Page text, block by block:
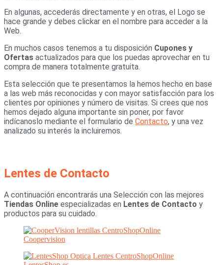
En algunas, accederás directamente y en otras, el Logo se
hace grande y debes clickar en el nombre para acceder a la
Web.
En muchos casos tenemos a tu disposición Cupones y
Ofertas actualizados para que los puedas aprovechar en tu
compra de manera totalmente gratuita.
Esta selección que te presentamos la hemos hecho en base
a las web más reconocidas y con mayor satisfacción para los
clientes por opiniones y número de visitas. Si crees que nos
hemos dejado alguna importante sin poner, por favor
indícanoslo mediante el formulario de Contacto, y una vez
analizado su interés la incluiremos.
Lentes de Contacto
A continuación encontrarás una Selección con las mejores
Tiendas Online especializadas en Lentes de Contacto y
productos para su cuidado.
Coopervision